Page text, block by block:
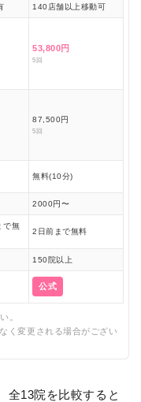
140店舗以上移動可
53,800円
5回
87,500円
5回
無料(10分)
2000円〜
で無
2日前まで無料
150院以上
公式
。
く変更される場合がござい
全13院を比較すると